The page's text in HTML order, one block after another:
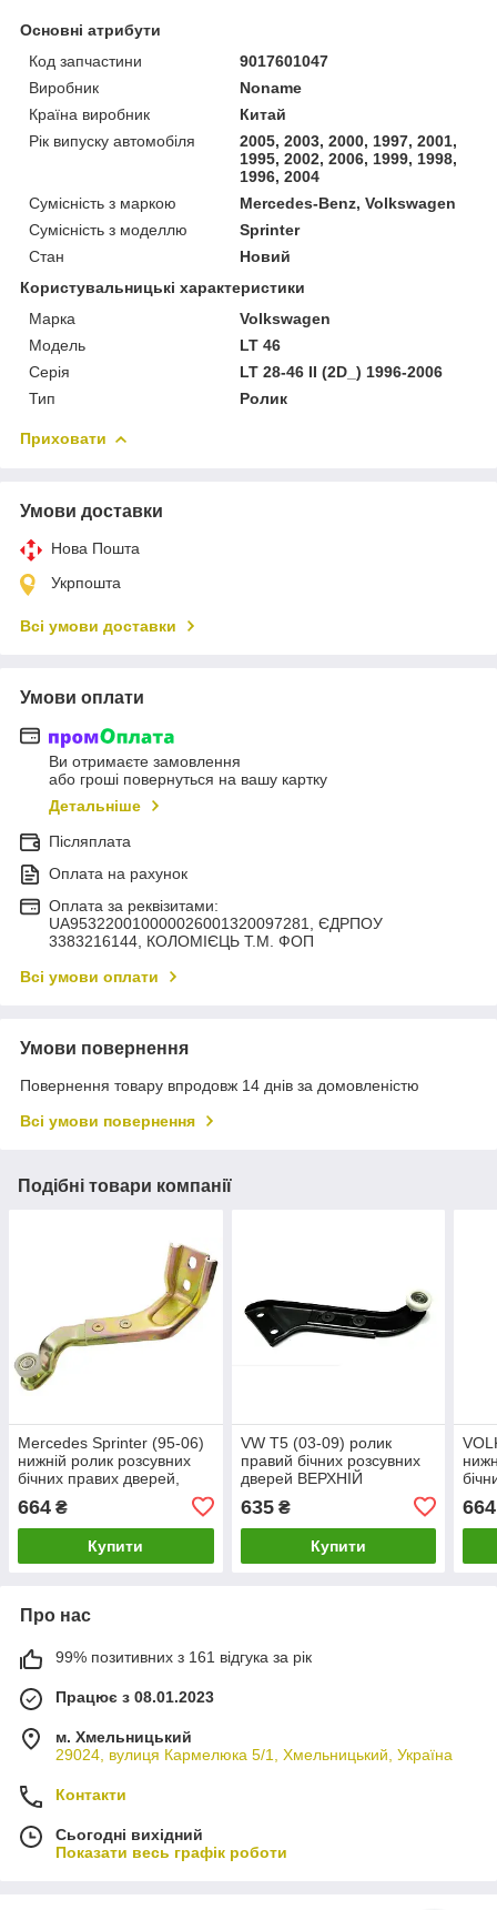
Основні атрибути
Код запчастини
9017601047
Виробник
Noname
Країна виробник
Китай
Рік випуску автомобіля
2005, 2003, 2000, 1997, 2001,
1995, 2002, 2006, 1999, 1998,
1996, 2004
Сумісність з маркою
Mercedes-Benz, Volkswagen
Сумісність з моделлю
Sprinter
Стан
Новий
Користувальницькі характеристики
Марка
Volkswagen
Мoдель
LT 46
Серія
LT 28-46 II (2D_) 1996-2006
Тип
Ролик
Приховати
Умови доставки
Нова Пошта
Укрпошта
Всі умови доставки
Умови оплати
Ви отримаєте замовлення
або гроші повернуться на вашу картку
Детальніше
Післяплата
Оплата на рахунок
Оплата за реквізитами:
UA953220010000026001320097281, ЄДРПОУ
3383216144, КОЛОМIЄЦЬ Т.М. ФОП
Всі умови оплати
Умови повернення
Повернення товару впродовж 14 днів за домовленістю
Всі умови повернення
Подібні товари компанії
Mercedes Sprinter (95-06)
нижній ролик розсувних
бічних правих дверей,
Спрінтер
664 ₴
Купити
VW T5 (03-09) ролик
правий бічних розсувних
дверей ВЕРХНІЙ
7H0843436B, Фольцваген
Т5
635₴
Купити
664
Про нас
99% позитивних з 161 відгука за рік
Працює з 08.01.2023
м. Хмельницький
29024, вулиця Кармелюка 5/1, Хмельницький, Україна
Контакти
Сьогодні вихідний
Показати весь графік роботи